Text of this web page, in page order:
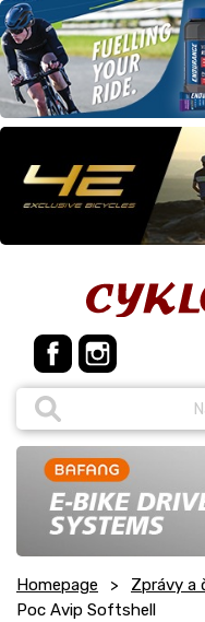
Homepage Zprávy a
Poc Avip Softshell